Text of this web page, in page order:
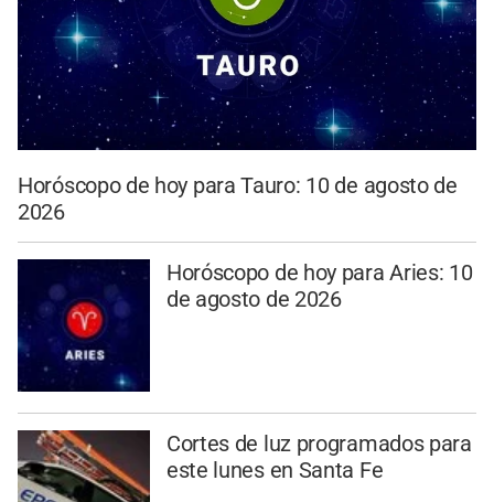
Horóscopo de hoy para Tauro: 10 de agosto de
2026
Horóscopo de hoy para Aries: 10
de agosto de 2026
Cortes de luz programados para
este lunes en Santa Fe